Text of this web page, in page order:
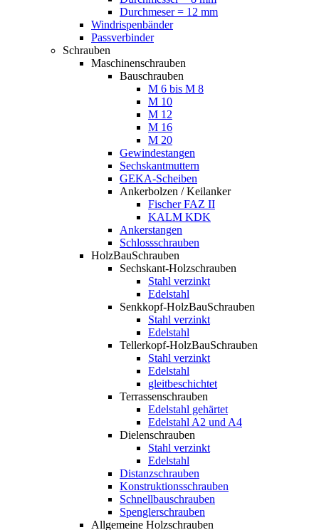
Durchmeser = 12 mm
Windrispenbänder
Passverbinder
Schrauben
Maschinenschrauben
Bauschrauben
M 6 bis M 8
M 10
M 12
M 16
M 20
Gewindestangen
Sechskantmuttern
GEKA-Scheiben
Ankerbolzen / Keilanker
Fischer FAZ II
KALM KDK
Ankerstangen
Schlossschrauben
HolzBauSchrauben
Sechskant-Holzschrauben
Stahl verzinkt
Edelstahl
Senkkopf-HolzBauSchrauben
Stahl verzinkt
Edelstahl
Tellerkopf-HolzBauSchrauben
Stahl verzinkt
Edelstahl
gleitbeschichtet
Terrassenschrauben
Edelstahl gehärtet
Edelstahl A2 und A4
Dielenschrauben
Stahl verzinkt
Edelstahl
Distanzschrauben
Konstruktionsschrauben
Schnellbauschrauben
Spenglerschrauben
Allgemeine Holzschrauben